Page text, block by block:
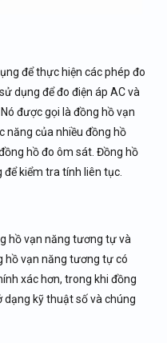
để thực hiện các phép đo
dụng để đo điện áp AC và
được gọi là đồng hồ vạn
năng của nhiều đồng hồ
hồ đo ôm sát. Đồng hồ
kiểm tra tính liên tục.
hồ vạn năng tương tự và
hồ vạn năng tương tự có
xác hơn, trong khi đồng
dạng kỹ thuật số và chúng